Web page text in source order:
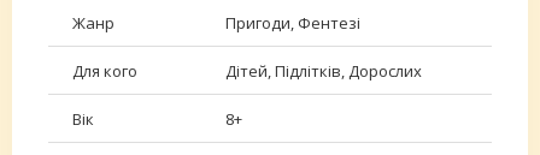
Жанр Пригоди, Фентезі
Для кого Дітей, Підлітків, Дорослих
Вік 8+